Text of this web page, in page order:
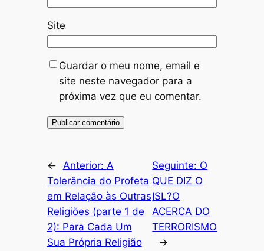
Site
Guardar o meu nome, email e
site neste navegador para a
próxima vez que eu comentar.
← Anterior: A
Tolerância do Profeta
em Relação às Outras
Religiões (parte 1 de
2): Para Cada Um
Sua Própria Religião
Seguinte: O
QUE DIZ O
ISL?O
ACERCA DO
TERRORISMO
→